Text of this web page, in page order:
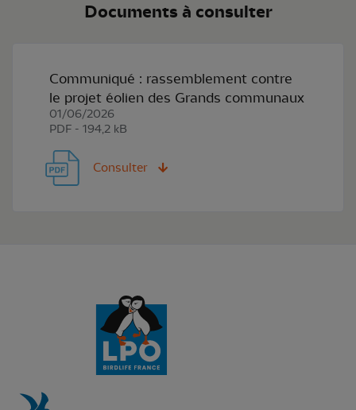
Documents à consulter
Communiqué : rassemblement contre
le projet éolien des Grands communaux
01/06/2026
PDF - 194,2 kB
Consulter